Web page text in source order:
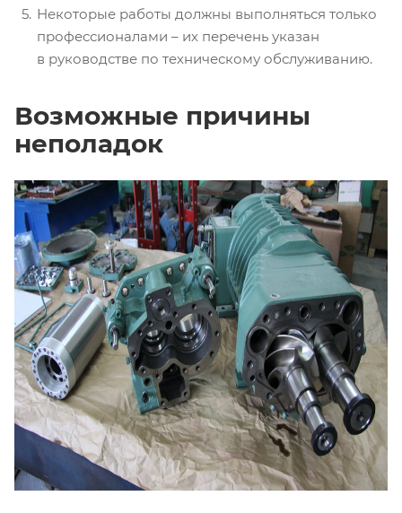
Некоторые работы должны выполняться только
профессионалами – их перечень указан
в руководстве по техническому обслуживанию.
Возможные причины
неполадок